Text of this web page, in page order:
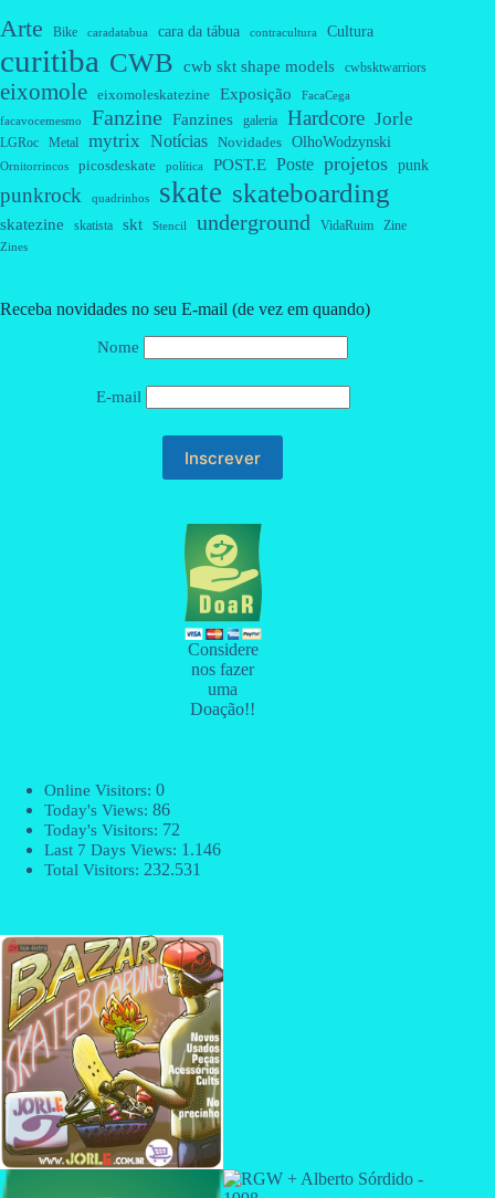
Arte Bike caradatabua cara da tábua contracultura Cultura
curitiba CWB cwb skt shape models cwbsktwarriors
eixomole eixomoleskatezine Exposição FacaCega
facavocemesmo Fanzine Fanzines galeria Hardcore Jorle
LGRoc Metal mytrix Notícias Novidades OlhoWodzynski
Ornitorrincos picosdeskate política POST.E Poste projetos punk
punkrock quadrinhos skate skateboarding
skatezine skatista skt Stencil underground VidaRuim Zine
Zines
Receba novidades no seu E-mail (de vez em quando)
Nome
E-mail
Considere
nos fazer
uma
Doação!!
Online Visitors: 0
Today's Views: 86
Today's Visitors: 72
Last 7 Days Views: 1.146
Total Visitors: 232.531